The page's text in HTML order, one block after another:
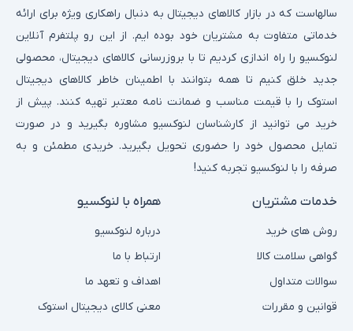
سالهاست که در بازار کالاهای دیجیتال به دنبال راهکاری ویژه برای ارائه
خدماتی متفاوت به مشتریان خود بوده ایم. از این رو پلتفرم آنلاین
لنوکسیو را راه اندازی کردیم تا با بروزرسانی کالاهای دیجیتال، محصولی
جدید خلق کنیم تا همه بتوانند با اطمینان خاطر کالاهای دیجیتال
استوک را با قیمت مناسب و ضمانت نامه معتبر تهیه کنند. پیش از
خرید می توانید از کارشناسان لنوکسیو مشاوره بگیرید و در صورت
تمایل محصول خود را حضوری تحویل بگیرید. خریدی مطمئن و به
صرفه را با لنوکسیو تجربه کنید!
خدمات مشتریان
روش های خرید
گواهی سلامت کالا
سوالات متداول
قوانین و مقررات
همراه با لنوکسیو
درباره لنوکسیو
ارتباط با ما
اهداف و تعهد ما
معنی کالای دیجیتال استوک